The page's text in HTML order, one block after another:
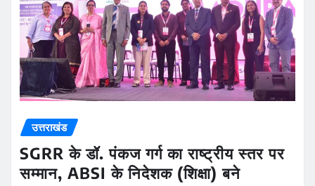
उत्तराखंड
SGRR के डॉ. पंकज गर्ग का राष्ट्रीय स्तर पर
सम्मान, ABSI के निदेशक (शिक्षा) बने